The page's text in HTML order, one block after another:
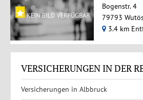
Bogenstr. 4
79793
3.4 km
VERSICHERUNGEN IN DER
Versicherungen in Albbruck